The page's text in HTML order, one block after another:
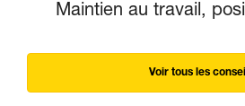
Maintien au travail,
Voir tous les